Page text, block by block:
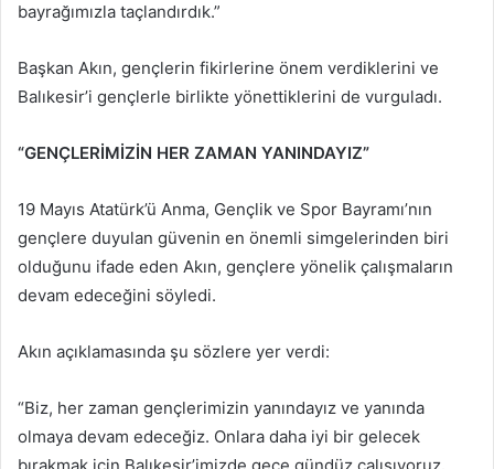
bayrağımızla taçlandırdık.”
Başkan Akın, gençlerin fikirlerine önem verdiklerini ve
Balıkesir’i gençlerle birlikte yönettiklerini de vurguladı.
“GENÇLERİMİZİN HER ZAMAN YANINDAYIZ”
19 Mayıs Atatürk’ü Anma, Gençlik ve Spor Bayramı’nın
gençlere duyulan güvenin en önemli simgelerinden biri
olduğunu ifade eden Akın, gençlere yönelik çalışmaların
devam edeceğini söyledi.
Akın açıklamasında şu sözlere yer verdi:
“Biz, her zaman gençlerimizin yanındayız ve yanında
olmaya devam edeceğiz. Onlara daha iyi bir gelecek